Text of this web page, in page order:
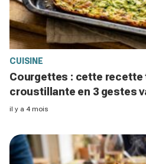
CUISINE
Courgettes : cette
croustillante en 3 gestes
toutes les autres
il y a 4 mois